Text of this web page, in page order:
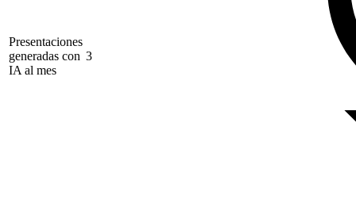
Presentaciones
generadas con
IA al mes
3